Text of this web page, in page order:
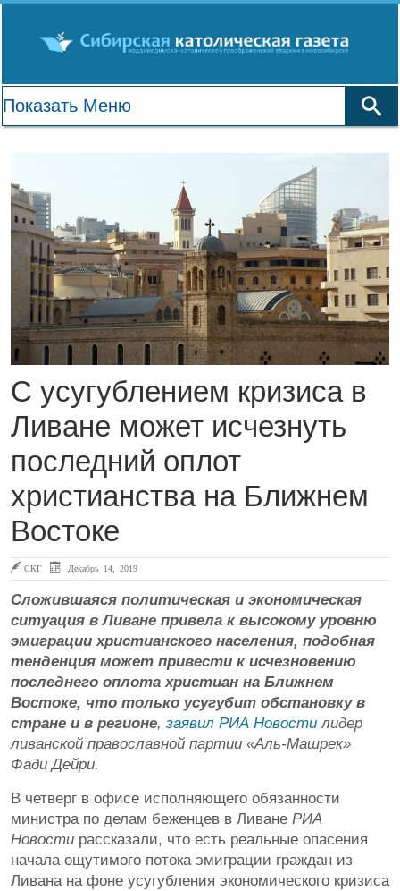
С усугублением кризиса в
Ливане может исчезнуть
последний оплот
христианства на Ближнем
Востоке
СКГ Декабрь 14, 2019
Сложившаяся политическая и экономическая
ситуация в Ливане привела к высокому уровню
эмиграции христианского населения, подобная
тенденция может привести к исчезновению
последнего оплота христиан на Ближнем
Востоке, что только усугубит обстановку в
стране и в регионе, заявил РИА Новости лидер
ливанской православной партии «Аль-Машрек»
Фади Дейри.
В четверг в офисе исполняющего обязанности
министра по делам беженцев в Ливане РИА
Новости рассказали, что есть реальные опасения
начала ощутимого потока эмиграции граждан из
Ливана на фоне усугубления экономического кризиса